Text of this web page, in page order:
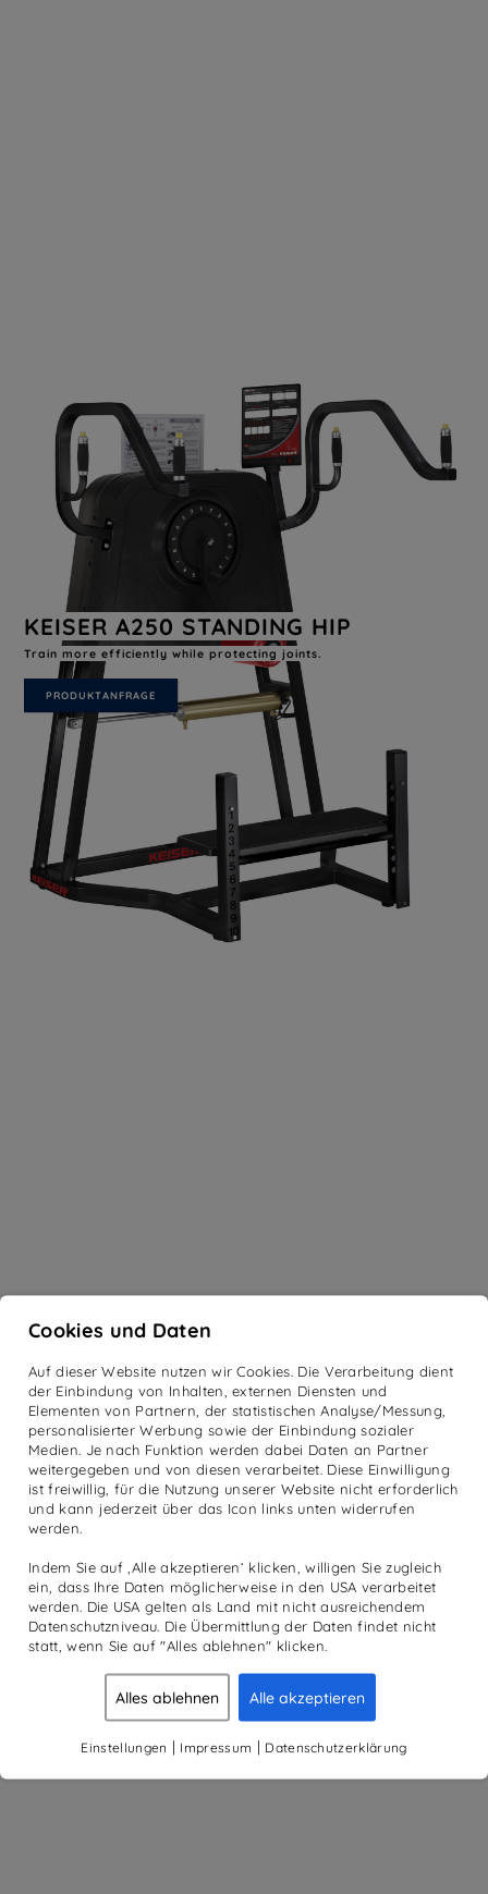
KEISER A250 STANDING HIP
Train more efficiently while protecting joints.
PRODUKTANFRAGE
Cookies und Daten
Auf dieser Website nutzen wir Cookies. Die Verarbeitung dient
der Einbindung von Inhalten, externen Diensten und
Elementen von Partnern, der statistischen Analyse/Messung,
personalisierter Werbung sowie der Einbindung sozialer
Medien. Je nach Funktion werden dabei Daten an Partner
weitergegeben und von diesen verarbeitet. Diese Einwilligung
ist freiwillig, für die Nutzung unserer Website nicht erforderlich
und kann jederzeit über das Icon links unten widerrufen
werden.
Indem Sie auf ‚Alle akzeptieren‘ klicken, willigen Sie zugleich
ein, dass Ihre Daten möglicherweise in den USA verarbeitet
werden. Die USA gelten als Land mit nicht ausreichendem
Datenschutzniveau. Die Übermittlung der Daten findet nicht
statt, wenn Sie auf "Alles ablehnen" klicken.
Alles ablehnen Alle akzeptieren
Einstellungen | Impressum | Datenschutzerklärung